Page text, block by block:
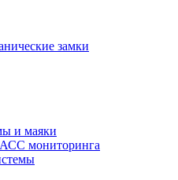
замки
и маяки
мониторинга